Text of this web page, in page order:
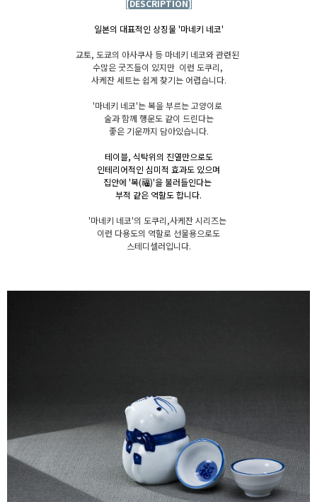
[DESCRIPTION]
일본의 대표적인 상징물 '마네키 네코'
교토, 도쿄의 아사쿠사 등 마네키 네코와 관련된
수많은 굿즈들이 있지만 이런 도쿠리,
사케잔 세트는 쉽게 찾기는 어렵습니다.
'마네키 네코'는 복을 부르는 고양이로
술과 함께 행운도 같이 드린다는
좋은 기운까지 담아있습니다.
테이블, 식탁위의 진열만으로도
인테리어적인 심미적 효과도 있으며
집안에 '복(福)'을 불러들인다는
부적 같은 역할도 합니다.
'마네키 네코'의 도쿠리,사케잔 시리즈는
이런 다용도의 역할로 선물용으로도
스테디셀러입니다.